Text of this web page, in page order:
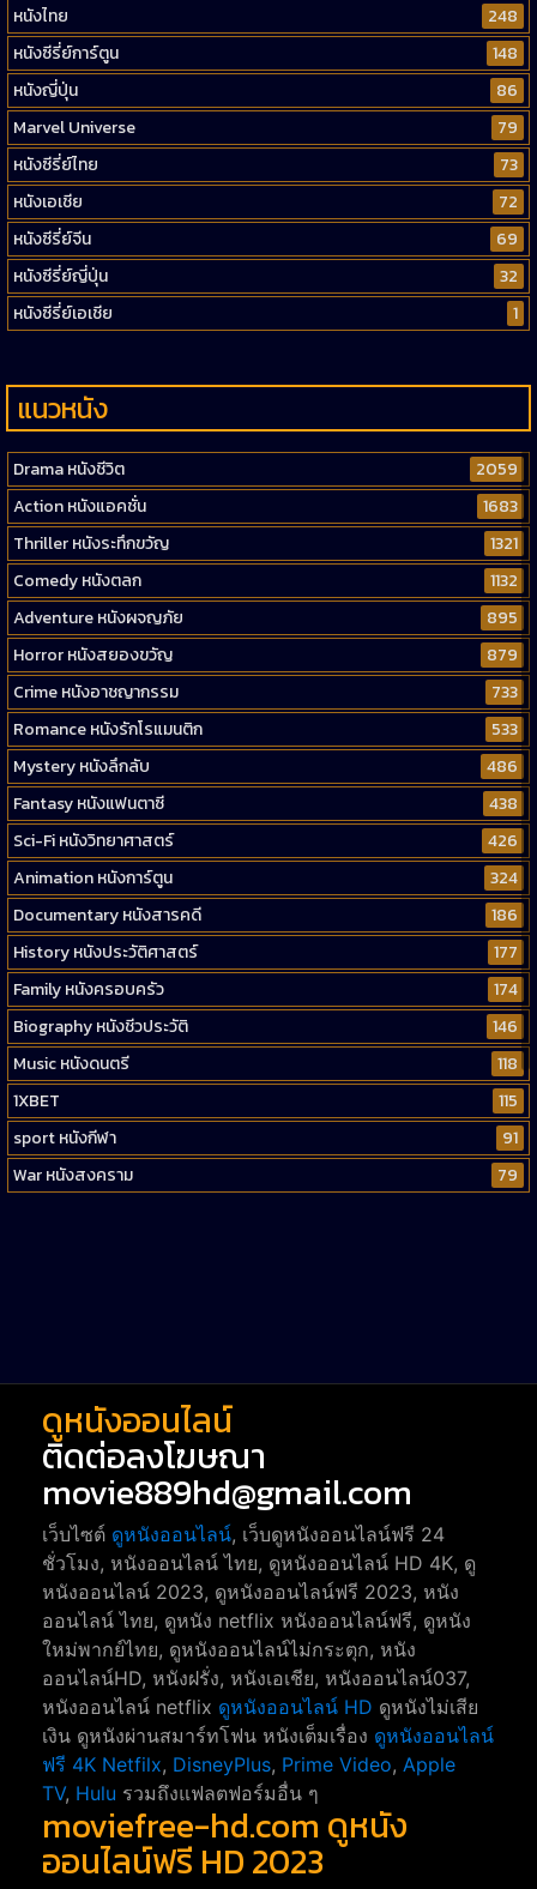
หนังไทย
248
หนังซีรี่ย์การ์ตูน
148
หนังญี่ปุ่น
86
Marvel Universe
79
หนังซีรี่ย์ไทย
73
หนังเอเชีย
72
หนังซีรี่ย์จีน
69
หนังซีรี่ย์ญี่ปุ่น
32
หนังซีรี่ย์เอเชีย
1
แนวหนัง
Drama หนังชีวิต
2059
Action หนังแอคชั่น
1683
Thriller หนังระทึกขวัญ
1321
Comedy หนังตลก
1132
Adventure หนังผจญภัย
895
Horror หนังสยองขวัญ
879
Crime หนังอาชญากรรม
733
Romance หนังรักโรแมนติก
533
Mystery หนังลึกลับ
486
Fantasy หนังแฟนตาซี
438
Sci-Fi หนังวิทยาศาสตร์
426
Animation หนังการ์ตูน
324
Documentary หนังสารคดี
186
History หนังประวัติศาสตร์
177
Family หนังครอบครัว
174
Biography หนังชีวประวัติ
146
Music หนังดนตรี
118
1XBET
115
sport หนังกีฬา
91
War หนังสงคราม
79
ดูหนังออนไลน์
ติดต่อลงโฆษณา
movie889hd@gmail.com
เว็บไซต์ ดูหนังออนไลน์, เว็บดูหนังออนไลน์ฟรี 24
ชั่วโมง, หนังออนไลน์ ไทย, ดูหนังออนไลน์ HD 4K, ดู
หนังออนไลน์ 2023, ดูหนังออนไลน์ฟรี 2023, หนัง
ออนไลน์ ไทย, ดูหนัง netflix หนังออนไลน์ฟรี, ดูหนัง
ใหม่พากย์ไทย, ดูหนังออนไลน์ไม่กระตุก, หนัง
ออนไลน์HD, หนังฝรั่ง, หนังเอเชีย, หนังออนไลน์037,
หนังออนไลน์ netflix ดูหนังออนไลน์ HD ดูหนังไม่เสีย
เงิน ดูหนังผ่านสมาร์ทโฟน หนังเต็มเรื่อง ดูหนังออนไลน์
ฟรี 4K Netfilx, DisneyPlus, Prime Video, Apple
TV, Hulu รวมถึงแฟลตฟอร์มอื่น ๆ
moviefree-hd.com ดูหนัง
ออนไลน์ฟรี HD 2023